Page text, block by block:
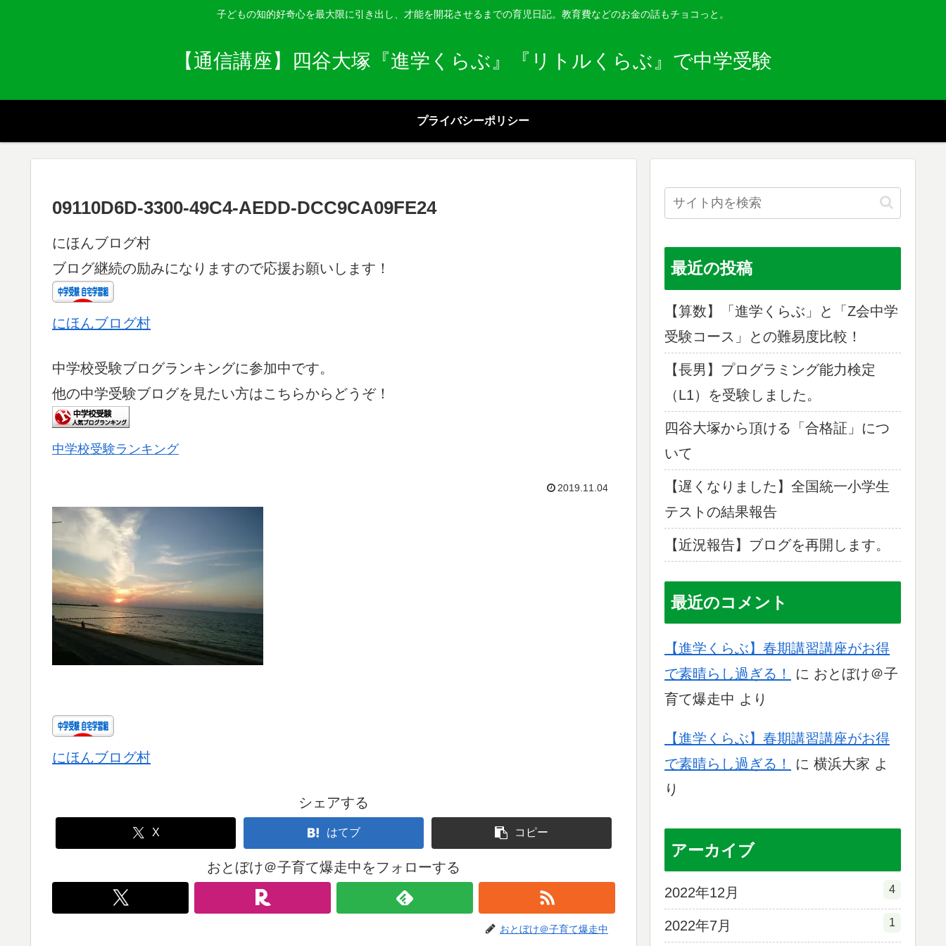
子どもの知的好奇心を最大限に引き出し、才能を開花させるまでの育児日記。教育費などのお金の話もチョコっと。
【通信講座】四谷大塚『進学くらぶ』『リトルくらぶ』で中学受験
プライバシーポリシー
09110D6D-3300-49C4-AEDD-DCC9CA09FE24
にほんブログ村
ブログ継続の励みになりますので応援お願いします！
にほんブログ村
中学校受験ブログランキングに参加中です。
他の中学受験ブログを見たい方はこちらからどうぞ！
中学校受験ランキング
2019.11.04
にほんブログ村
シェアする
X はてブ コピー
おとぼけ＠子育て爆走中をフォローする
おとぼけ＠子育て爆走中
最近の投稿
【算数】「進学くらぶ」と「Z会中学
受験コース」との難易度比較！
【長男】プログラミング能力検定
（L1）を受験しました。
四谷大塚から頂ける「合格証」につ
いて
【遅くなりました】全国統一小学生
テストの結果報告
【近況報告】ブログを再開します。
最近のコメント
【進学くらぶ】春期講習講座がお得
で素晴らし過ぎる！
に おとぼけ＠子
育て爆走中 より
【進学くらぶ】春期講習講座がお得
で素晴らし過ぎる！
に 横浜大家 よ
り
アーカイブ
2022年12月 4
2022年7月 1